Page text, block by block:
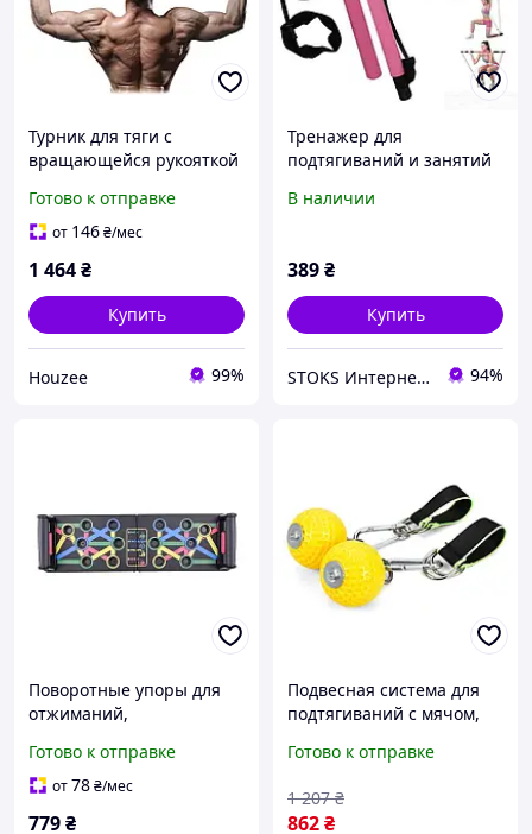
Турник для тяги с
вращающейся рукояткой
тренажер для дома для
подтягиваний и силовых
Готово к отправке
от 146₴/мес
1 464₴
Купить
Houzee 99%
Тренажер для
подтягиваний и занятий
Розовый
В наличии
389₴
Купить
STOKS Интернет магазин стокового товара с Европы и США 94%
Поворотные упоры для
отжиманий,
занятия фитнесом Упоры
Отжимания PF-96
Готово к отправке
от78₴/мес
779₴
Подвесная система для
подтягиваний с мячом,
подтягивания с 2 мячами
Готово к отправке
862₴
1 207 ₴